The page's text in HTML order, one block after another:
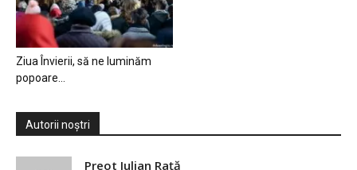
Ziua Învierii, să ne luminăm
popoare…
Autorii noștri
Preot Iulian Raţă